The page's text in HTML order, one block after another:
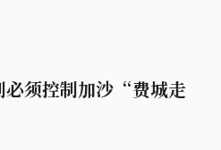
必须控制加沙“费城走